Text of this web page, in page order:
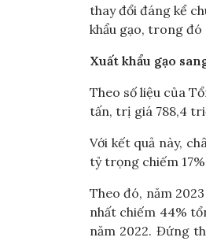
thay đổi đáng kể
khẩu gạo, trong đó
Xuất khẩu gạo
Theo số liệu của
tấn, trị giá 788,4
Với kết quả này,
tỷ trọng chiếm
Theo đó, năm
nhất chiếm 44%
năm 2022. Đứng